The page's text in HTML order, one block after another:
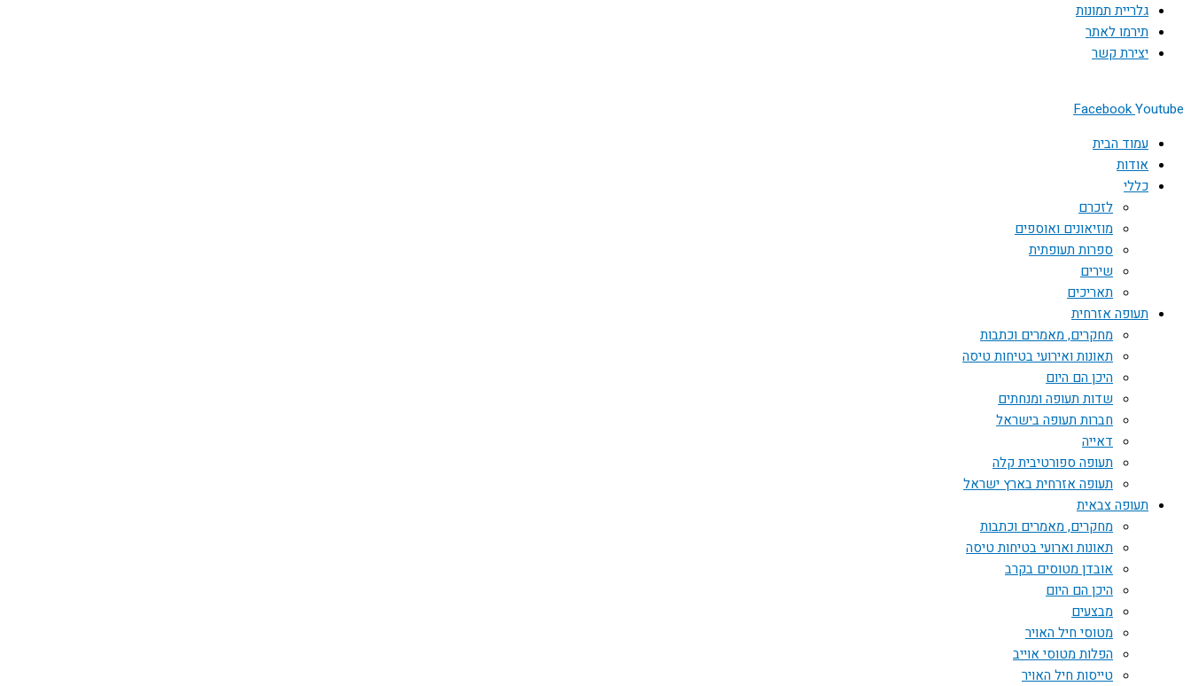
גלריית תמונות
תירמו לאתר
יצירת קשר
FacebookYoutube
עמוד הבית
אודות
כללי
לזכרם
מוזיאונים ואוספים
ספרות תעופתית
שירים
תאריכים
תעופה אזרחית
מחקרים, מאמרים וכתבות
תאונות ואירועי בטיחות טיסה
היכן הם היום
שדות תעופה ומנחתים
חברות תעופה בישראל
דאייה
תעופה ספורטיבית קלה
תעופה אזרחית בארץ ישראל
תעופה צבאית
מחקרים, מאמרים וכתבות
תאונות וארועי בטיחות טיסה
אובדן מטוסים בקרב
היכן הם היום
מבצעים
מטוסי חיל האויר
הפלות מטוסי אוייב
טייסות חיל האויר